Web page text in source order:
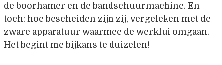
de boorhamer en de bandschuurmachine. En
toch: hoe bescheiden zijn zij, vergeleken met de
zware apparatuur waarmee de werklui omgaan.
Het begint me bijkans te duizelen!